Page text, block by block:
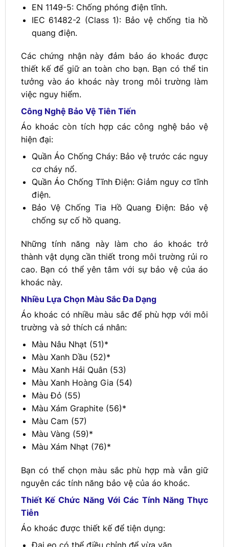
EN 1149-5: Chống phóng điện tĩnh.
IEC 61482-2 (Class 1): Bảo vệ chống tia hồ
quang điện.
Các chứng nhận này đảm bảo áo khoác được
thiết kế để giữ an toàn cho bạn. Bạn có thể tin
tưởng vào áo khoác này trong môi trường làm
việc nguy hiểm.
Công Nghệ Bảo Vệ Tiên Tiến
Áo khoác còn tích hợp các công nghệ bảo vệ
hiện đại:
Quần Áo Chống Cháy: Bảo vệ trước các nguy
cơ cháy nổ.
Quần Áo Chống Tĩnh Điện: Giảm nguy cơ tĩnh
điện.
Bảo Vệ Chống Tia Hồ Quang Điện: Bảo vệ
chống sự cố hồ quang.
Những tính năng này làm cho áo khoác trở
thành vật dụng cần thiết trong môi trường rủi ro
cao. Bạn có thể yên tâm với sự bảo vệ của áo
khoác này.
Nhiều Lựa Chọn Màu Sắc Đa Dạng
Áo khoác có nhiều màu sắc để phù hợp với môi
trường và sở thích cá nhân:
Màu Nâu Nhạt (51)*
Màu Xanh Dầu (52)*
Màu Xanh Hải Quân (53)
Màu Xanh Hoàng Gia (54)
Màu Đỏ (55)
Màu Xám Graphite (56)*
Màu Cam (57)
Màu Vàng (59)*
Màu Xám Nhạt (76)*
Bạn có thể chọn màu sắc phù hợp mà vẫn giữ
nguyên các tính năng bảo vệ của áo khoác.
Thiết Kế Chức Năng Với Các Tính Năng Thực
Tiễn
Áo khoác được thiết kế để tiện dụng: